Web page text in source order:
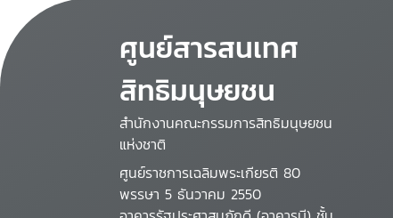
ศูนย์สารสนเทศ
สิทธิมนุษยชน
สำนักงานคณะกรรมการสิทธิมนุษยชน
แห่งชาติ
ศูนย์ราชการเฉลิมพระเกียรติ 80
พรรษา 5 ธันวาคม 2550